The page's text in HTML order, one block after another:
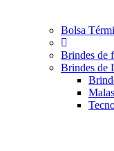
Bolsa
Brindes de
Brindes de